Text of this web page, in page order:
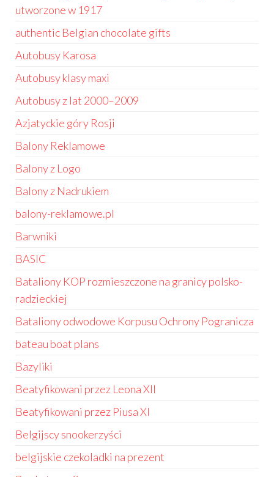
utworzone w 1917
authentic Belgian chocolate gifts
Autobusy Karosa
Autobusy klasy maxi
Autobusy z lat 2000–2009
Azjatyckie góry Rosji
Balony Reklamowe
Balony z Logo
Balony z Nadrukiem
balony-reklamowe.pl
Barwniki
BASIC
Bataliony KOP rozmieszczone na granicy polsko-
radzieckiej
Bataliony odwodowe Korpusu Ochrony Pogranicza
bateau boat plans
Bazyliki
Beatyfikowani przez Leona XII
Beatyfikowani przez Piusa XI
Belgijscy snookerzyści
belgijskie czekoladki na prezent